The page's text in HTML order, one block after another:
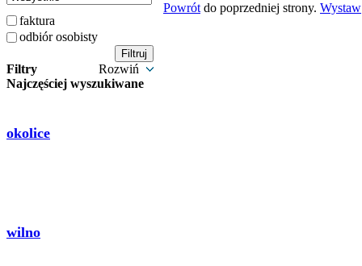
faktura
odbiór osobisty
Filtry
Rozwiń
Najczęściej wyszukiwane
okolice
wilno
Powrót do poprzedniej strony. Wystaw